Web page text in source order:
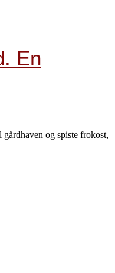
En
gårdhaven og spiste frokost,